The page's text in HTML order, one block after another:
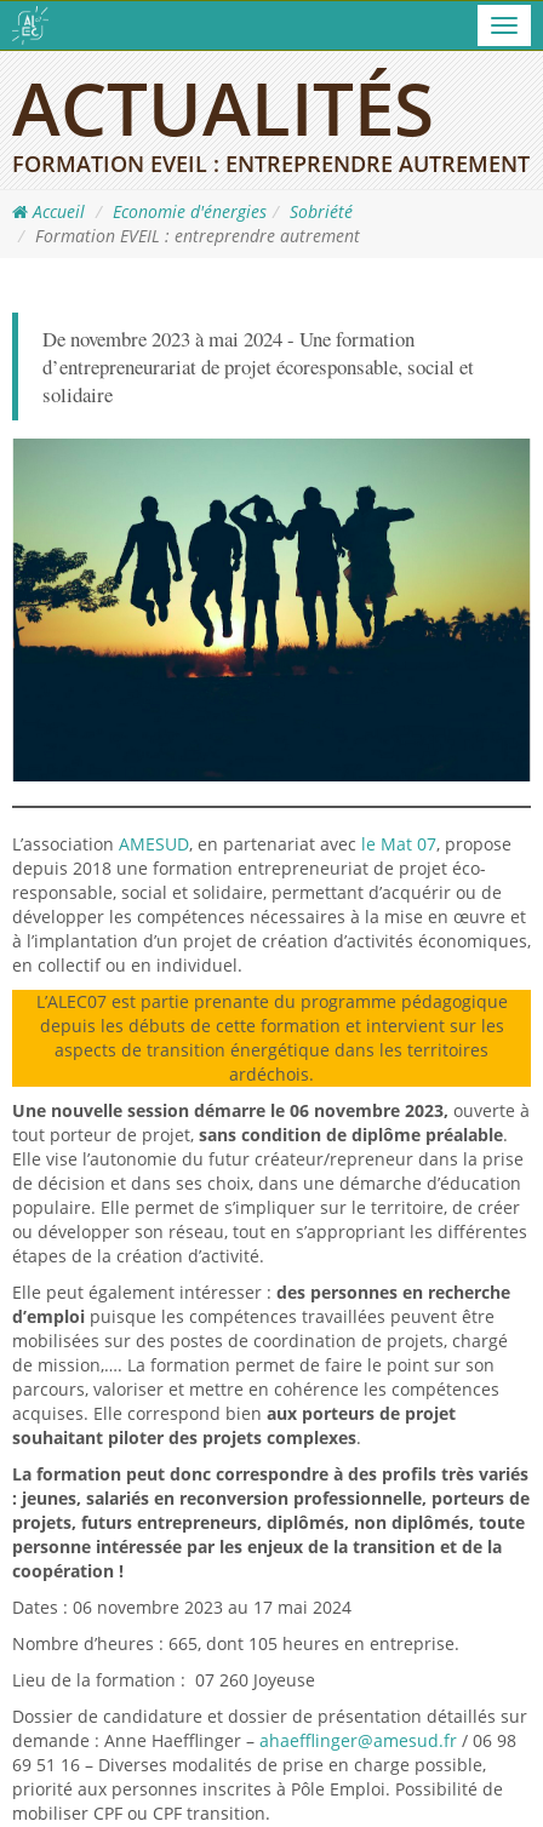
ACTUALITÉS
FORMATION EVEIL : ENTREPRENDRE AUTREMENT
Accueil Economie d'énergies
Sobriété
Formation EVEIL : entreprendre autrement
De novembre 2023 à mai 2024 - Une formation
d’entrepreneurariat de projet écoresponsable, social et
solidaire
L’association AMESUD, en partenariat avec le Mat 07, propose
depuis 2018 une formation entrepreneuriat de projet éco-
responsable, social et solidaire, permettant d’acquérir ou de
développer les compétences nécessaires à la mise en œuvre et
à l’implantation d’un projet de création d’activités économiques,
en collectif ou en individuel.
L’ALEC07 est partie prenante du programme pédagogique
depuis les débuts de cette formation et intervient sur les
aspects de transition énergétique dans les territoires
ardéchois.
Une nouvelle session démarre le 06 novembre 2023, ouverte à
tout porteur de projet, sans condition de diplôme préalable.
Elle vise l’autonomie du futur créateur/repreneur dans la prise
de décision et dans ses choix, dans une démarche d’éducation
populaire. Elle permet de s’impliquer sur le territoire, de créer
ou développer son réseau, tout en s’appropriant les différentes
étapes de la création d’activité.
Elle peut également intéresser : des personnes en recherche
d’emploi puisque les compétences travaillées peuvent être
mobilisées sur des postes de coordination de projets, chargé
de mission,…. La formation permet de faire le point sur son
parcours, valoriser et mettre en cohérence les compétences
acquises. Elle correspond bien aux porteurs de projet
souhaitant piloter des projets complexes.
La formation peut donc correspondre à des profils très variés
: jeunes, salariés en reconversion professionnelle, porteurs de
projets, futurs entrepreneurs, diplômés, non diplômés, toute
personne intéressée par les enjeux de la transition et de la
coopération !
Dates : 06 novembre 2023 au 17 mai 2024
Nombre d’heures : 665, dont 105 heures en entreprise.
Lieu de la formation : 07 260 Joyeuse
Dossier de candidature et dossier de présentation détaillés sur
demande : Anne Haefflinger – ahaefflinger@amesud.fr / 06 98
69 51 16 – Diverses modalités de prise en charge possible,
priorité aux personnes inscrites à Pôle Emploi. Possibilité de
mobiliser CPF ou CPF transition.